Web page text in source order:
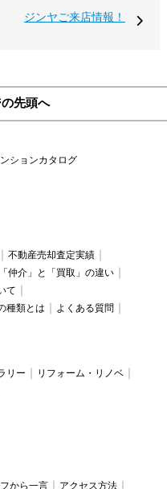
ジンヤご来店情報！
先頭へ
ションカタログ
不動産売却査定実績
「仲介」と「買取」の違い
て
種類とは
よくある質問
リー
リフォーム・リノベ
から一言
アクセス方法